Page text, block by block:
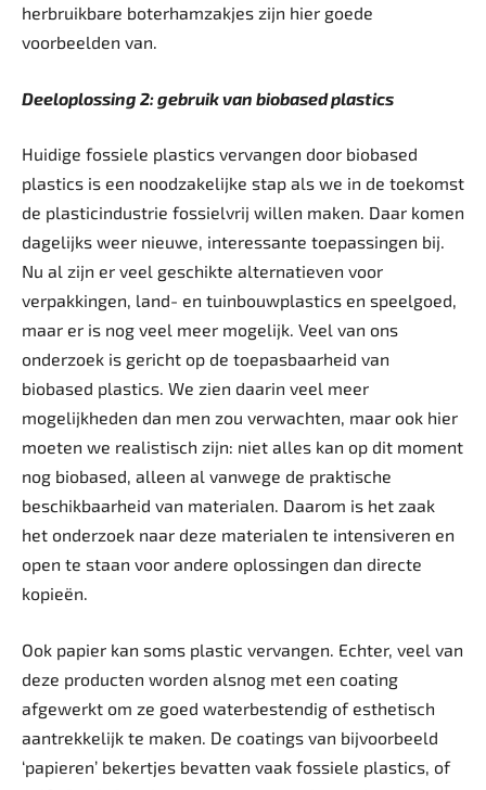
herbruikbare boterhamzakjes zijn hier goede
voorbeelden van.
Deeloplossing 2: gebruik van ­biobased plastics
Huidige fossiele plastics vervangen door biobased
plastics is een noodzakelijke stap als we in de toekomst
de plasticindustrie fossielvrij willen maken. Daar komen
dagelijks weer nieuwe, interessante toepassingen bij.
Nu al zijn er veel geschikte alternatieven voor
verpakkingen, land- en tuinbouwplastics en speelgoed,
maar er is nog veel meer mogelijk. Veel van ons
onderzoek is gericht op de toepasbaarheid van
biobased plastics. We zien daarin veel meer
mogelijkheden dan men zou verwachten, maar ook hier
moeten we realistisch zijn: niet alles kan op dit moment
nog biobased, alleen al vanwege de praktische
beschikbaarheid van materialen. Daarom is het zaak
het onderzoek naar deze materialen te intensiveren en
open te staan voor andere oplossingen dan directe
kopieën.
Ook papier kan soms plastic vervangen. Echter, veel van
deze producten worden alsnog met een coating
afgewerkt om ze goed waterbestendig of esthetisch
aantrekkelijk te maken. De coatings van bijvoorbeeld
‘papieren’ bekertjes bevatten vaak fossiele plastics, of